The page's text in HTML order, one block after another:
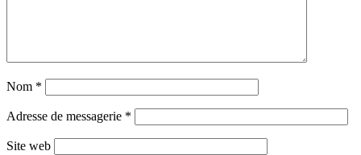
Nom *
Adresse de messagerie *
Site web